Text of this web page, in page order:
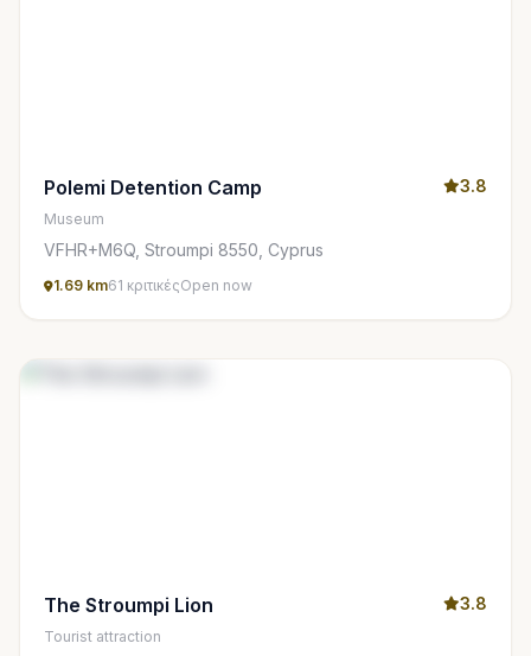
Polemi Detention Camp 3.8
Museum
VFHR+M6Q, Stroumpi 8550, Cyprus
1.69 km61 κριτικέςOpen now
The Stroumpi Lion 3.8
Tourist attraction